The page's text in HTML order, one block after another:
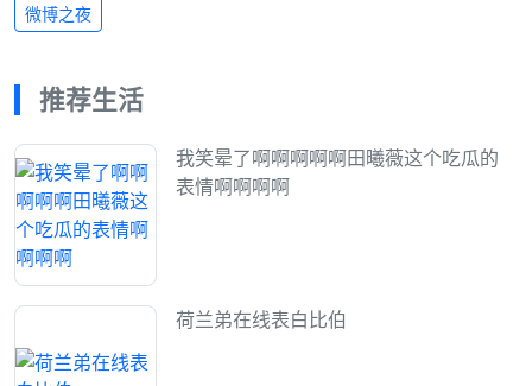
微博之夜
推荐生活
我笑晕了啊啊啊啊啊田曦薇这个吃瓜的
表情啊啊啊啊
荷兰弟在线表白比伯